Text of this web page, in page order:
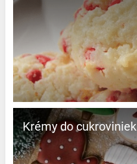
Krémy do cukroviniek